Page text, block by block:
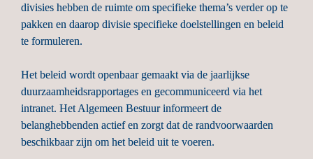
divisies hebben de ruimte om specifieke thema’s verder op te
pakken en daarop divisie specifieke doelstellingen en beleid
te formuleren.
Het beleid wordt openbaar gemaakt via de jaarlijkse
duurzaamheidsrapportages en gecommuniceerd via het
intranet. Het Algemeen Bestuur informeert de
belanghebbenden actief en zorgt dat de randvoorwaarden
beschikbaar zijn om het beleid uit te voeren.